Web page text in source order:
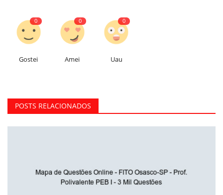
0
Gostei
0
Amei
0
Uau
POSTS RELACIONADOS